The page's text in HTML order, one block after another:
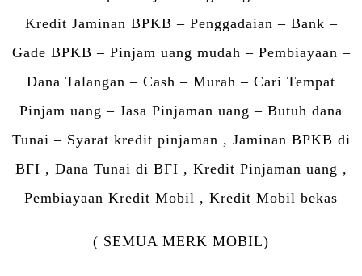
Kredit Jaminan BPKB – Penggadaian – Bank –
Gade BPKB – Pinjam uang mudah – Pembiayaan –
Dana Talangan – Cash – Murah – Cari Tempat
Pinjam uang – Jasa Pinjaman uang – Butuh dana
Tunai – Syarat kredit pinjaman , Jaminan BPKB di
BFI , Dana Tunai di BFI , Kredit Pinjaman uang ,
Pembiayaan Kredit Mobil , Kredit Mobil bekas
( SEMUA MERK MOBIL)